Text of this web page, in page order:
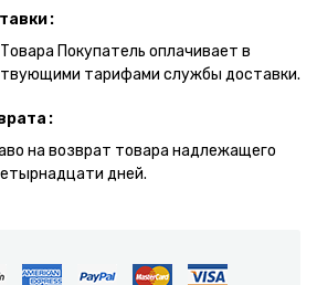
Покупатель оплачивает в
тарифами службы доставки.
на возврат товара надлежащего
дней.